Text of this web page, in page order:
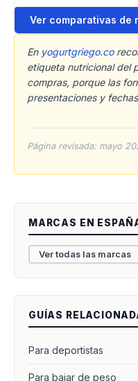
Ver comparativas de
En yogurtgriego.co
etiqueta nutricional del
compras, porque las
presentaciones y
Página revisada: mayo
MARCAS EN
Ver todas las marcas
GUÍAS
Para deportistas
Para bajar de peso